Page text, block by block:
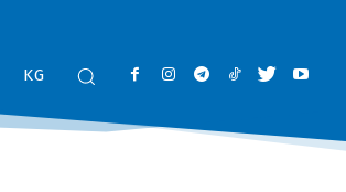
KG